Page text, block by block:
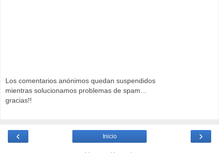
Los comentarios anónimos quedan suspendidos
mientras solucionamos problemas de spam...
gracias!!
‹ ›
Inicio